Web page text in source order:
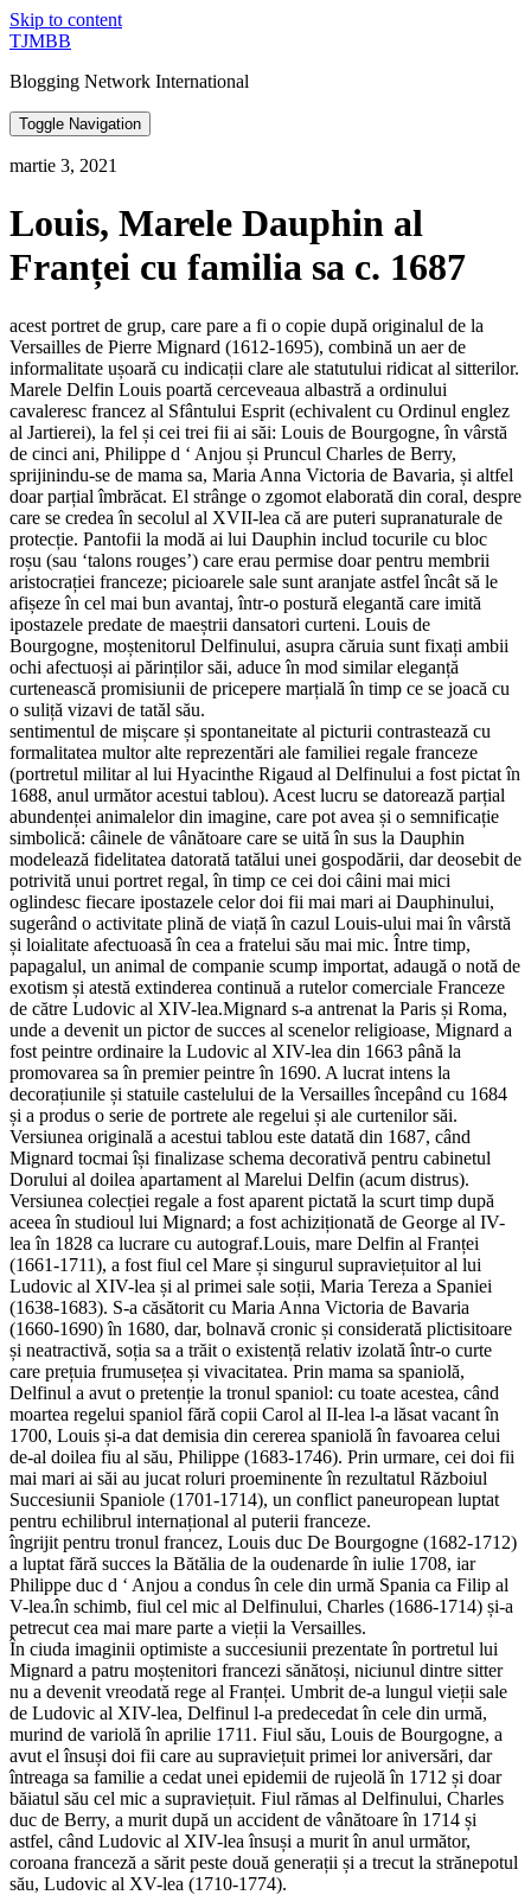
Skip to content
TJMBB
Blogging Network International
Toggle Navigation
martie 3, 2021
Louis, Marele Dauphin al
Franței cu familia sa c. 1687
acest portret de grup, care pare a fi o copie după originalul de la
Versailles de Pierre Mignard (1612-1695), combină un aer de
informalitate ușoară cu indicații clare ale statutului ridicat al sitterilor.
Marele Delfin Louis poartă cerceveaua albastră a ordinului
cavaleresc francez al Sfântului Esprit (echivalent cu Ordinul englez
al Jartierei), la fel și cei trei fii ai săi: Louis de Bourgogne, în vârstă
de cinci ani, Philippe d ‘ Anjou și Pruncul Charles de Berry,
sprijinindu-se de mama sa, Maria Anna Victoria de Bavaria, și altfel
doar parțial îmbrăcat. El strânge o zgomot elaborată din coral, despre
care se credea în secolul al XVII-lea că are puteri supranaturale de
protecție. Pantofii la modă ai lui Dauphin includ tocurile cu bloc
roșu (sau ‘talons rouges’) care erau permise doar pentru membrii
aristocrației franceze; picioarele sale sunt aranjate astfel încât să le
afișeze în cel mai bun avantaj, într-o postură elegantă care imită
ipostazele predate de maeștrii dansatori curteni. Louis de
Bourgogne, moștenitorul Delfinului, asupra căruia sunt fixați ambii
ochi afectuoși ai părinților săi, aduce în mod similar eleganță
curtenească promisiunii de pricepere marțială în timp ce se joacă cu
o suliță vizavi de tatăl său.
sentimentul de mișcare și spontaneitate al picturii contrastează cu
formalitatea multor alte reprezentări ale familiei regale franceze
(portretul militar al lui Hyacinthe Rigaud al Delfinului a fost pictat în
1688, anul următor acestui tablou). Acest lucru se datorează parțial
abundenței animalelor din imagine, care pot avea și o semnificație
simbolică: câinele de vânătoare care se uită în sus la Dauphin
modelează fidelitatea datorată tatălui unei gospodării, dar deosebit de
potrivită unui portret regal, în timp ce cei doi câini mai mici
oglindesc fiecare ipostazele celor doi fii mai mari ai Dauphinului,
sugerând o activitate plină de viață în cazul Louis-ului mai în vârstă
și loialitate afectuoasă în cea a fratelui său mai mic. Între timp,
papagalul, un animal de companie scump importat, adaugă o notă de
exotism și atestă extinderea continuă a rutelor comerciale Franceze
de către Ludovic al XIV-lea.Mignard s-a antrenat la Paris și Roma,
unde a devenit un pictor de succes al scenelor religioase, Mignard a
fost peintre ordinaire la Ludovic al XIV-lea din 1663 până la
promovarea sa în premier peintre în 1690. A lucrat intens la
decorațiunile și statuile castelului de la Versailles începând cu 1684
și a produs o serie de portrete ale regelui și ale curtenilor săi.
Versiunea originală a acestui tablou este datată din 1687, când
Mignard tocmai își finalizase schema decorativă pentru cabinetul
Dorului al doilea apartament al Marelui Delfin (acum distrus).
Versiunea colecției regale a fost aparent pictată la scurt timp după
aceea în studioul lui Mignard; a fost achiziționată de George al IV-
lea în 1828 ca lucrare cu autograf.Louis, mare Delfin al Franței
(1661-1711), a fost fiul cel Mare și singurul supraviețuitor al lui
Ludovic al XIV-lea și al primei sale soții, Maria Tereza a Spaniei
(1638-1683). S-a căsătorit cu Maria Anna Victoria de Bavaria
(1660-1690) în 1680, dar, bolnavă cronic și considerată plictisitoare
și neatractivă, soția sa a trăit o existență relativ izolată într-o curte
care prețuia frumusețea și vivacitatea. Prin mama sa spaniolă,
Delfinul a avut o pretenție la tronul spaniol: cu toate acestea, când
moartea regelui spaniol fără copii Carol al II-lea l-a lăsat vacant în
1700, Louis și-a dat demisia din cererea spaniolă în favoarea celui
de-al doilea fiu al său, Philippe (1683-1746). Prin urmare, cei doi fii
mai mari ai săi au jucat roluri proeminente în rezultatul Războiul
Succesiunii Spaniole (1701-1714), un conflict paneuropean luptat
pentru echilibrul internațional al puterii franceze.
îngrijit pentru tronul francez, Louis duc De Bourgogne (1682-1712)
a luptat fără succes la Bătălia de la oudenarde în iulie 1708, iar
Philippe duc d ‘ Anjou a condus în cele din urmă Spania ca Filip al
V-lea.în schimb, fiul cel mic al Delfinului, Charles (1686-1714) și-a
petrecut cea mai mare parte a vieții la Versailles.
În ciuda imaginii optimiste a succesiunii prezentate în portretul lui
Mignard a patru moștenitori francezi sănătoși, niciunul dintre sitter
nu a devenit vreodată rege al Franței. Umbrit de-a lungul vieții sale
de Ludovic al XIV-lea, Delfinul l-a predecedat în cele din urmă,
murind de variolă în aprilie 1711. Fiul său, Louis de Bourgogne, a
avut el însuși doi fii care au supraviețuit primei lor aniversări, dar
întreaga sa familie a cedat unei epidemii de rujeolă în 1712 și doar
băiatul său cel mic a supraviețuit. Fiul rămas al Delfinului, Charles
duc de Berry, a murit după un accident de vânătoare în 1714 și
astfel, când Ludovic al XIV-lea însuși a murit în anul următor,
coroana franceză a sărit peste două generații și a trecut la strănepotul
său, Ludovic al XV-lea (1710-1774).